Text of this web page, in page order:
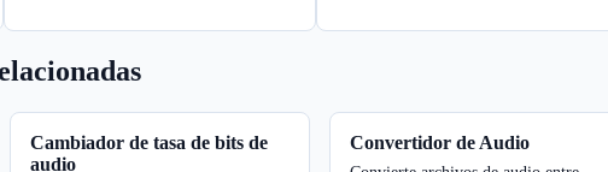
Cambiador de tasa de bits de
audio
Convertidor de Audio